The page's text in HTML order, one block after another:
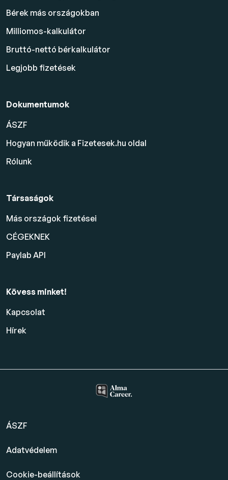
Bérek más országokban
Milliomos-kalkulátor
Bruttó-nettó bérkalkulátor
Legjobb fizetések
Dokumentumok
ÁSZF
Hogyan működik a Fizetesek.hu oldal
Rólunk
Társaságok
Más országok fizetései
CÉGEKNEK
Paylab API
Kövess minket!
Kapcsolat
Hírek
ÁSZF
Adatvédelem
Cookie-beállítások